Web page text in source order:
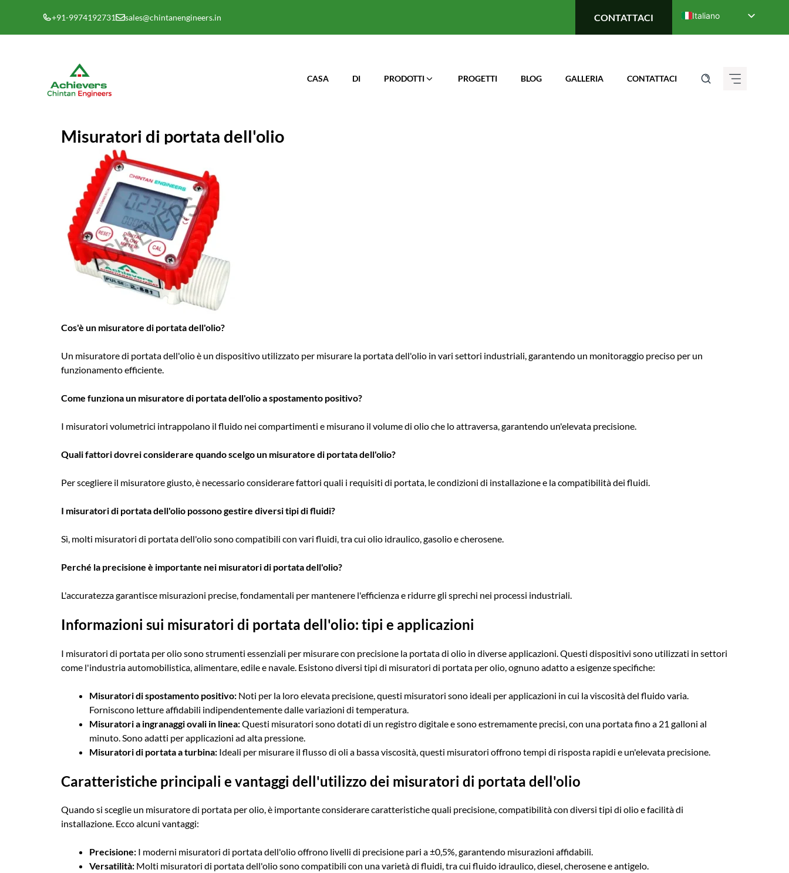
contenuto
+91-9974192731 sales@chintanengineers.in CONTATTACI
Italiano
English
Français
CASA DI PRODOTTI PROGETTI BLOG GALLERIA CONTATTACI
Misuratori di portata dell'olio
Cos'è un misuratore di portata dell'olio?
Un misuratore di portata dell'olio è un dispositivo utilizzato per misurare la portata dell'olio in vari settori industriali, garantendo un monitoraggio preciso per un
funzionamento efficiente.
Come funziona un misuratore di portata dell'olio a spostamento positivo?
I misuratori volumetrici intrappolano il fluido nei compartimenti e misurano il volume di olio che lo attraversa, garantendo un'elevata precisione.
Quali fattori dovrei considerare quando scelgo un misuratore di portata dell'olio?
Per scegliere il misuratore giusto, è necessario considerare fattori quali i requisiti di portata, le condizioni di installazione e la compatibilità dei fluidi.
I misuratori di portata dell'olio possono gestire diversi tipi di fluidi?
Sì, molti misuratori di portata dell'olio sono compatibili con vari fluidi, tra cui olio idraulico, gasolio e cherosene.
Perché la precisione è importante nei misuratori di portata dell'olio?
L'accuratezza garantisce misurazioni precise, fondamentali per mantenere l'efficienza e ridurre gli sprechi nei processi industriali.
Informazioni sui misuratori di portata dell'olio: tipi e applicazioni
I misuratori di portata per olio sono strumenti essenziali per misurare con precisione la portata di olio in diverse applicazioni. Questi dispositivi sono utilizzati in settori
come l'industria automobilistica, alimentare, edile e navale. Esistono diversi tipi di misuratori di portata per olio, ognuno adatto a esigenze specifiche:
Misuratori di spostamento positivo: Noti per la loro elevata precisione, questi misuratori sono ideali per applicazioni in cui la viscosità del fluido varia.
Forniscono letture affidabili indipendentemente dalle variazioni di temperatura.
Misuratori a ingranaggi ovali in linea:Questi misuratori sono dotati di un registro digitale e sono estremamente precisi, con una portata fino a 21 galloni al
minuto. Sono adatti per applicazioni ad alta pressione.
Misuratori di portata a turbina: Ideali per misurare il flusso di oli a bassa viscosità, questi misuratori offrono tempi di risposta rapidi e un'elevata precisione.
Caratteristiche principali e vantaggi dell'utilizzo dei misuratori di portata dell'olio
Quando si sceglie un misuratore di portata per olio, è importante considerare caratteristiche quali precisione, compatibilità con diversi tipi di olio e facilità di
installazione. Ecco alcuni vantaggi:
Precisione: I moderni misuratori di portata dell'olio offrono livelli di precisione pari a ±0,5%, garantendo misurazioni affidabili.
Versatilità: Molti misuratori di portata dell'olio sono compatibili con una varietà di fluidi, tra cui fluido idraulico, diesel, cherosene e antigelo.